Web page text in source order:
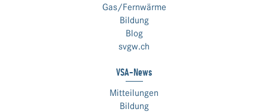
Gas/Fernwärme
Bildung
Blog
svgw.ch
VSA-News
Mitteilungen
Bildung